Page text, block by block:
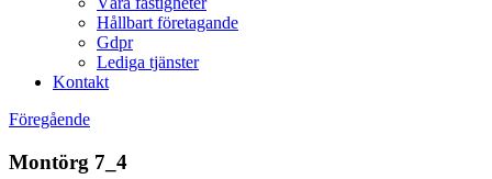
Hållbart företagande
Gdpr
Lediga tjänster
Kontakt
Föregående
Montörg 7_4